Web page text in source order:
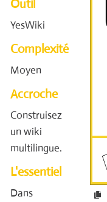
Outil
YesWiki
Complexité
Moyen
Accroche
Construisez
un wiki
multilingue.
L'essentiel
Dans